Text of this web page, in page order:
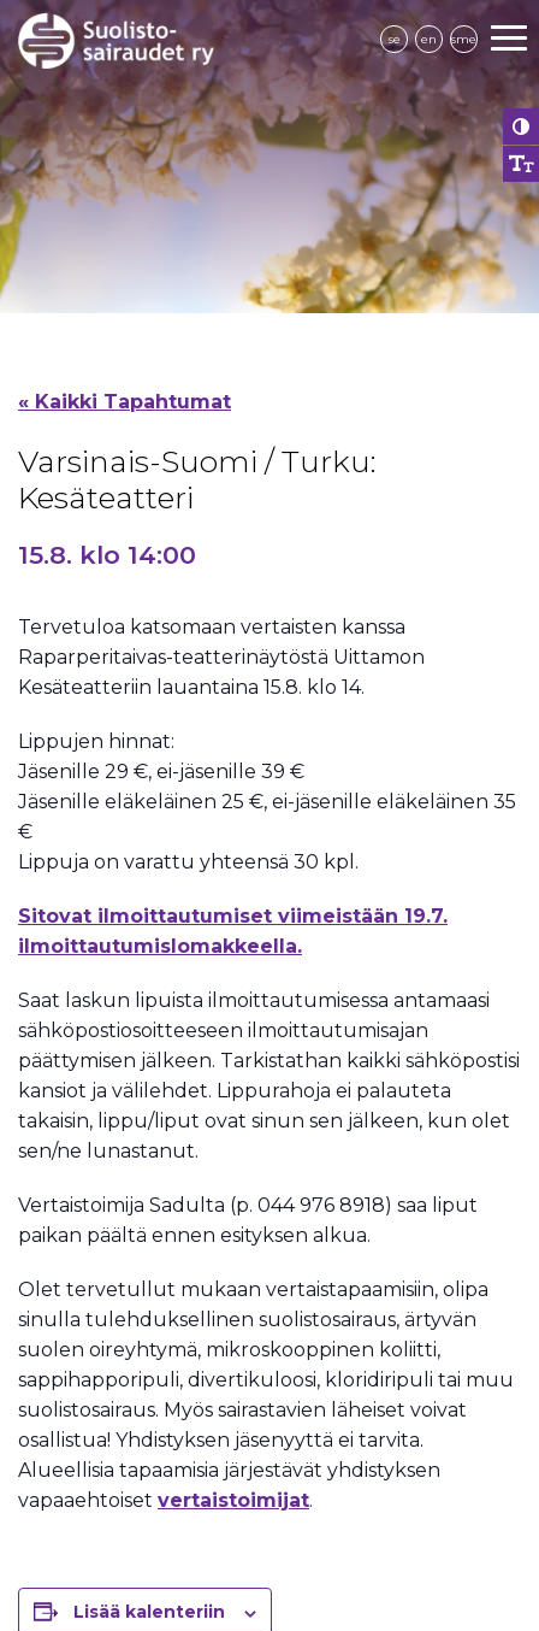
se en sme
« Kaikki Tapahtumat
Varsinais-Suomi / Turku:
Kesäteatteri
15.8. klo 14:00
Tervetuloa katsomaan vertaisten kanssa
Raparperitaivas-teatterinäytöstä Uittamon
Kesäteatteriin lauantaina 15.8. klo 14.
Lippujen hinnat:
Jäsenille 29 €, ei-jäsenille 39 €
Jäsenille eläkeläinen 25 €, ei-jäsenille eläkeläinen 35
€
Lippuja on varattu yhteensä 30 kpl.
Sitovat ilmoittautumiset viimeistään 19.7.
ilmoittautumislomakkeella.
Saat laskun lipuista ilmoittautumisessa antamaasi
sähköpostiosoitteeseen ilmoittautumisajan
päättymisen jälkeen. Tarkistathan kaikki sähköpostisi
kansiot ja välilehdet. Lippurahoja ei palauteta
takaisin, lippu/liput ovat sinun sen jälkeen, kun olet
sen/ne lunastanut.
Vertaistoimija Sadulta (p. 044 976 8918) saa liput
paikan päältä ennen esityksen alkua.
Olet tervetullut mukaan vertaistapaamisiin, olipa
sinulla tulehduksellinen suolistosairaus, ärtyvän
suolen oireyhtymä, mikroskooppinen koliitti,
sappihapporipuli, divertikuloosi, kloridiripuli tai muu
suolistosairaus. Myös sairastavien läheiset voivat
osallistua! Yhdistyksen jäsenyyttä ei tarvita.
Alueellisia tapaamisia järjestävät yhdistyksen
vapaaehtoiset vertaistoimijat.
Lisää kalenteriin